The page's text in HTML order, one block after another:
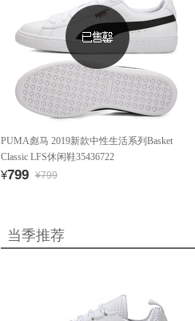
PUMA彪马 2019新款中性生活系列Basket
Classic LFS休闲鞋35436722
¥799 ¥799
当季推荐